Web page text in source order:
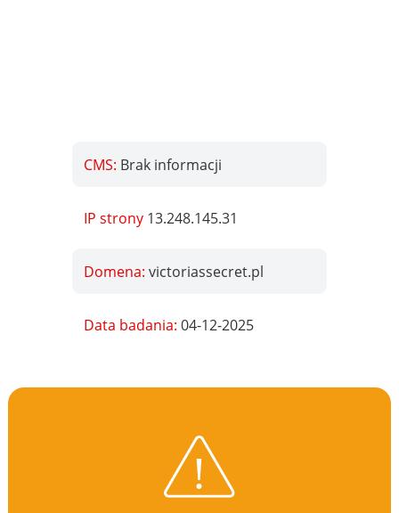
CMS: Brak informacji
IP strony 13.248.145.31
Domena:victoriassecret.pl
Data badania:04-12-2025